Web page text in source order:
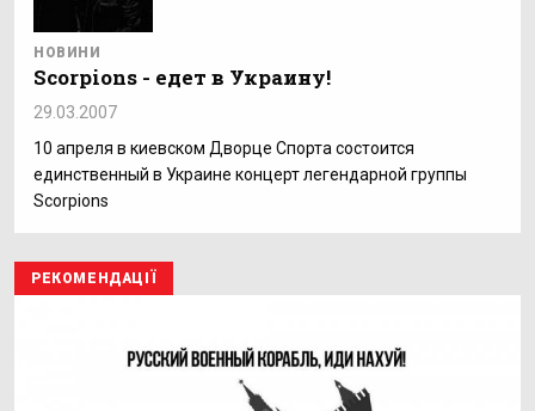
НОВИНИ
Scorpions - едет в Украину!
29.03.2007
10 апреля в киевском Дворце Спорта состоится
единственный в Украине концерт легендарной группы
Scorpions
РЕКОМЕНДАЦІЇ